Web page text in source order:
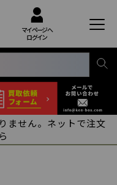
マイページへ
ログイン
ません。ネットで注文